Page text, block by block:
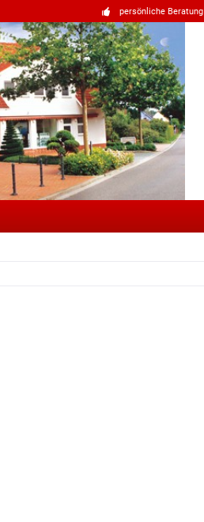
persönliche Beratung